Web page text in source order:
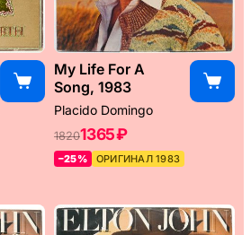
My Life For A
Song, 1983
Placido Domingo
18201365 ₽
–25% ОРИГИНАЛ 1983